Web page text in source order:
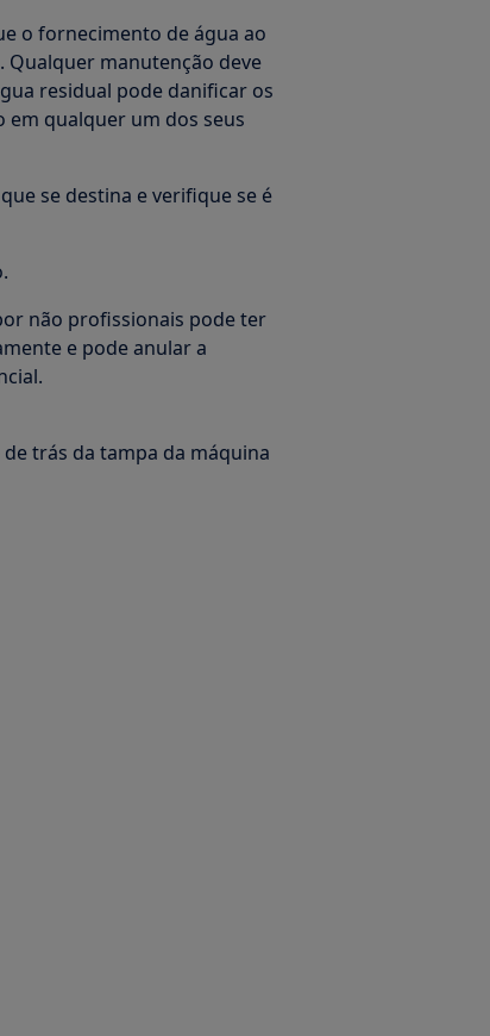
o fornecimento de água ao
Qualquer manutenção deve
residual pode danificar os
qualquer um dos seus
se destina e verifique se é
não profissionais pode ter
e pode anular a
trás da tampa da máquina